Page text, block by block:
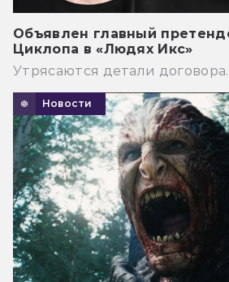
Объявлен главный
Циклопа в «Людях Икс»
Утрясаются детали договора.
Новости